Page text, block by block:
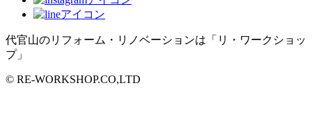
代官山のリフォーム・リノベーションは「リ・ワークショッ
プ」
© RE-WORKSHOP.CO,LTD